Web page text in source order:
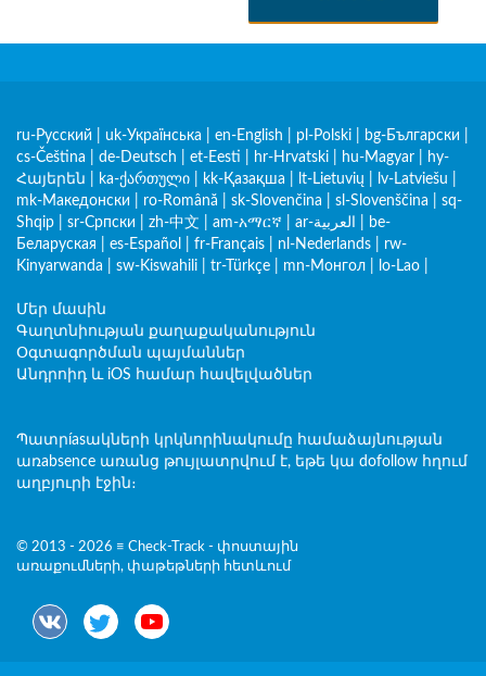
ru-Русский uk-Українська en-English pl-Polski bg-Български
cs-Čeština
de-Deutsch et-Eesti hr-Hrvatski hu-Magyar
hy-
Հայերեն
ka-ქართული kk-Қазақша lt-Lietuvių lv-Latviešu
mk-Македонски
ro-Română sk-Slovenčina sl-Slovenščina
sq-
Shqip
sr-Српски zh-中文 am-አማርኛ ar-العربية
be-
Беларуская
es-Español fr-Français nl-Nederlands
rw-
Kinyarwanda
sw-Kiswahili tr-Türkçe mn-Монгол lo-Lao
Մեր մասին
Գաղտնիության քաղաքականություն
Օգտագործման պայմաններ
Անդրոիդ և iOS համար հավելվածներ
Պատրíasակների կրկնորինակումը համաձայնության
առabsence առանց թույլատրվում է, եթե կա dofollow հղում
աղբյուրի էջին։
© 2013 - 2026 ≡ Check-Track - փոստային
առաքումների, փաթեթների հետևում